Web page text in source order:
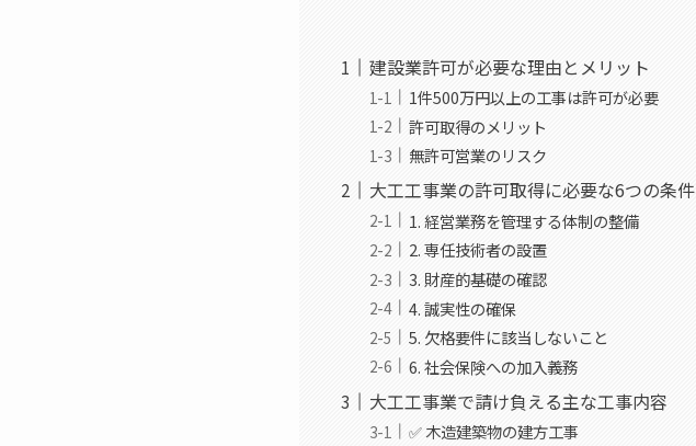
建設業許可が必要な理由とメリット
1件500万円以上の工事は許可が必要
許可取得のメリット
無許可営業のリスク
大工工事業の許可取得に必要な6つの条件
1. 経営業務を管理する体制の整備
2. 専任技術者の設置
3. 財産的基礎の確認
4. 誠実性の確保
5. 欠格要件に該当しないこと
6. 社会保険への加入義務
大工工事業で請け負える主な工事内容
✅ 木造建築物の建方工事